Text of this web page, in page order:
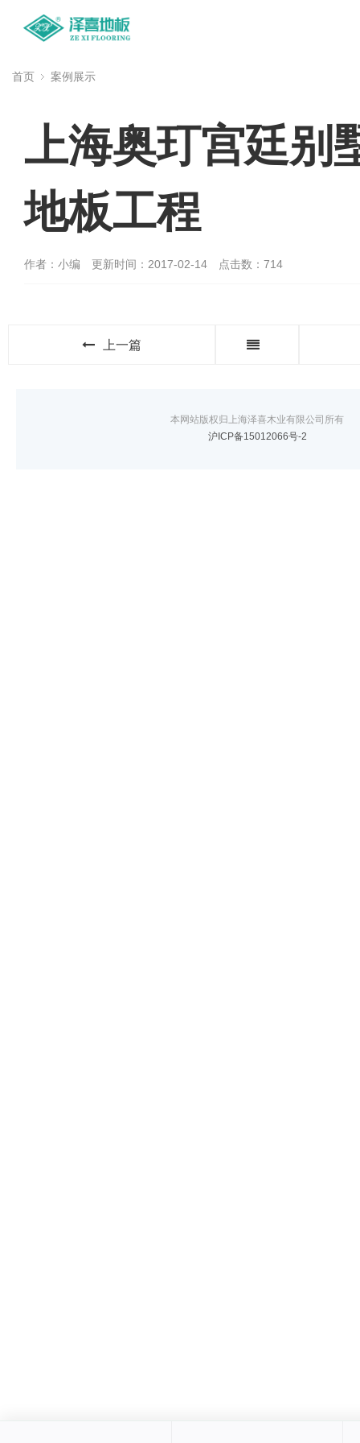
首页 案例展示
上海奥玎宫廷别
地板工程
作者：小编 更新时间：2017-02-14 点击数： 714
上一篇
本网站版权归上海泽喜木业有限公司所有
沪ICP备15012066号-2